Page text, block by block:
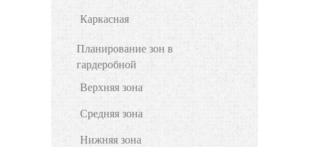
Каркасная
Планирование зон в
гардеробной
Верхняя зона
Средняя зона
Нижняя зона